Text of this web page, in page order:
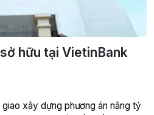
hữu tại VietinBank
xây dựng phương án nâng tỷ